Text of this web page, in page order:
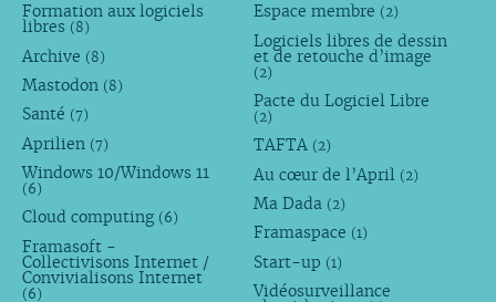
Formation aux logiciels
libres (8)
Archive (8)
Mastodon (8)
Santé (7)
Aprilien (7)
Windows 10/Windows 11
(6)
Cloud computing (6)
Framasoft -
Collectivisons Internet /
Convivialisons Internet
(6)
Espace membre (2)
Logiciels libres de dessin
et de retouche d’image
(2)
Pacte du Logiciel Libre
(2)
TAFTA (2)
Au cœur de l’April (2)
Ma Dada (2)
Framaspace (1)
Start-up (1)
Vidéosurveillance